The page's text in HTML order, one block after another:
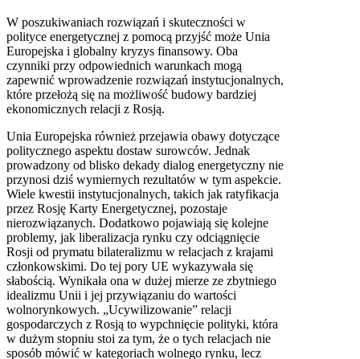
W poszukiwaniach rozwiązań i skuteczności w
polityce energetycznej z pomocą przyjść może Unia
Europejska i globalny kryzys finansowy. Oba
czynniki przy odpowiednich warunkach mogą
zapewnić wprowadzenie rozwiązań instytucjonalnych,
które przełożą się na możliwość budowy bardziej
ekonomicznych relacji z Rosją.
Unia Europejska również przejawia obawy dotyczące
politycznego aspektu dostaw surowców. Jednak
prowadzony od blisko dekady dialog energetyczny nie
przynosi dziś wymiernych rezultatów w tym aspekcie.
Wiele kwestii instytucjonalnych, takich jak ratyfikacja
przez Rosję Karty Energetycznej, pozostaje
nierozwiązanych. Dodatkowo pojawiają się kolejne
problemy, jak liberalizacja rynku czy odciągnięcie
Rosji od prymatu bilateralizmu w relacjach z krajami
członkowskimi. Do tej pory UE wykazywała się
słabością. Wynikała ona w dużej mierze ze zbytniego
idealizmu Unii i jej przywiązaniu do wartości
wolnorynkowych. „Ucywilizowanie” relacji
gospodarczych z Rosją to wypchnięcie polityki, która
w dużym stopniu stoi za tym, że o tych relacjach nie
sposób mówić w kategoriach wolnego rynku, lecz